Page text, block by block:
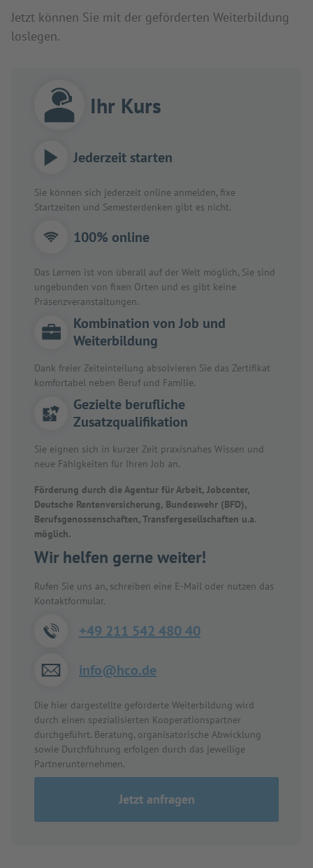
Jetzt können Sie mit der geförderten Weiterbildung
loslegen.
Ihr Kurs
Jederzeit starten
Sie können sich jederzeit online anmelden, fixe
Startzeiten und Semesterdenken gibt es nicht.
100% online
Das Lernen ist von überall auf der Welt möglich, Sie sind
ungebunden von fixen Orten und es gibt keine
Präsenzveranstaltungen.
Kombination von Job und
Weiterbildung
Dank freier Zeiteinteilung absolvieren Sie das Zertifikat
komfortabel neben Beruf und Familie.
Gezielte berufliche
Zusatzqualifikation
Sie eignen sich in kurzer Zeit praxisnahes Wissen und
neue Fähigkeiten für Ihren Job an.
Förderung durch die Agentur für Arbeit, Jobcenter,
Deutsche Rentenversicherung, Bundeswehr (BFD),
Berufsgenossenschaften, Transfergesellschaften u.a.
möglich.
Wir helfen gerne weiter!
Rufen Sie uns an, schreiben eine E-Mail oder nutzen das
Kontaktformular.
+49 211 542 480 40
info@hco.de
Die hier dargestellte geförderte Weiterbildung wird
durch einen spezialisierten Kooperationspartner
durchgeführt. Beratung, organisatorische Abwicklung
sowie Durchführung erfolgen durch das jeweilige
Partnerunternehmen.
Jetzt anfragen